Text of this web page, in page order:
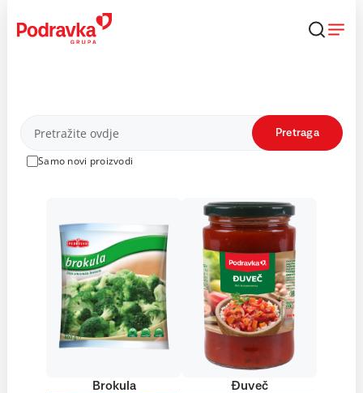
content
Proizvodi
Samo novi proizvodi
Pretraga
Brokula Đuveč